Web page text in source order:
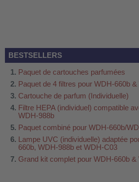
BESTSELLERS
Paquet de cartouches parfumées
Paquet de 4 filtres pour WDH-660b
Cartouche de parfum (Individuelle)
Filtre HEPA (individuel) compatible
WDH-988b
Paquet combiné pour WDH-660b/
Lampe UVC (individuelle) adaptée
660b, WDH-988b et WDH-C03
Grand kit complet pour WDH-660b &